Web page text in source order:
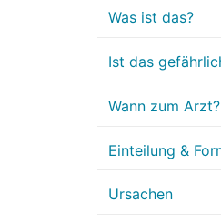
Was ist das?
Ist das
Wann zum Arzt?
Einteilung &
Ursachen